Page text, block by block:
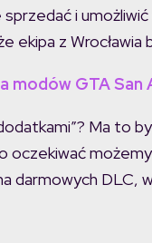
i
ekipa z
modów GTA San
Ma to
darmowych DLC,